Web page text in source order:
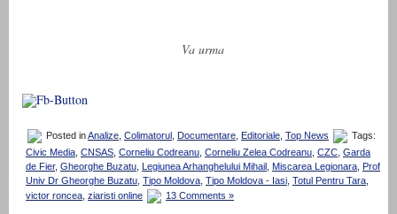
Va urma
Posted inAnalize Colimatorul Documentare Editoriale Top News
Tags:
Civic Media CNSAS Corneliu Codreanu Corneliu Zelea Codreanu CZC Garda
de Fier, Gheorghe Buzatu Legiunea Arhanghelului Mihail Miscarea Legionara Prof
Univ Dr Gheorghe Buzatu Tipo Moldova Tipo Moldova - Iasi Totul Pentru Tara
victor roncea ziaristi online 13 Comments »